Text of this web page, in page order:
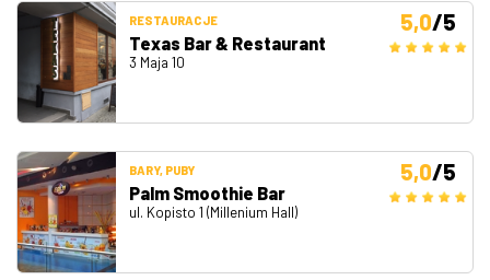
RESTAURACJE
Texas Bar & Restaurant
3 Maja 10
5,0/5
BARY, PUBY
Palm Smoothie Bar
ul. Kopisto 1 (Millenium Hall)
5,0/5